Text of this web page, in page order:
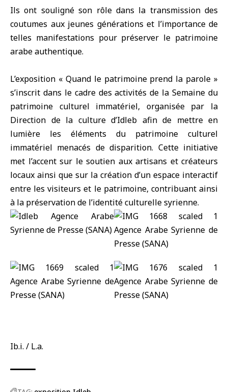
Ils ont souligné son rôle dans la transmission des
coutumes aux jeunes générations et l’importance de
telles manifestations pour préserver le patrimoine
arabe authentique.
L’exposition « Quand le patrimoine prend la parole »
s’inscrit dans le cadre des activités de la Semaine du
patrimoine culturel immatériel, organisée par la
Direction de la culture d’Idleb afin de mettre en
lumière les éléments du patrimoine culturel
immatériel menacés de disparition. Cette initiative
met l’accent sur le soutien aux artisans et créateurs
locaux ainsi que sur la création d’un espace interactif
entre les visiteurs et le patrimoine, contribuant ainsi
à la préservation de l’identité culturelle syrienne.
Ib.i. / L.a.